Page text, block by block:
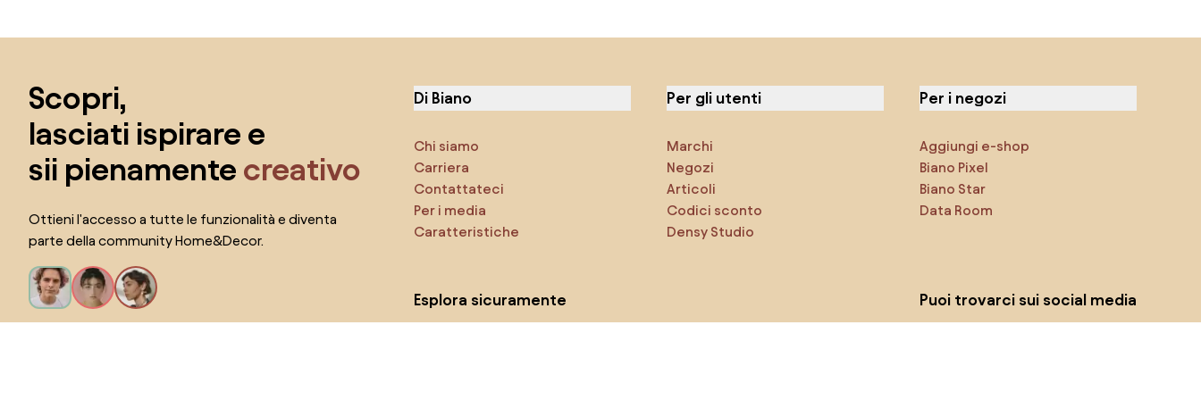
Scopri,
lasciati ispirare e
sii pienamente creativo
Ottieni l'accesso a tutte le funzionalità e diventa
parte della community Home&Decor.
Di Biano
Chi siamo
Carriera
Contattateci
Per i media
Caratteristiche
Per gli utenti
Marchi
Negozi
Articoli
Codici sconto
Densy Studio
Per i negozi
Aggiungi e-shop
Biano Pixel
Biano Star
Data Room
Esplora sicuramente Puoi trovarci sui social media